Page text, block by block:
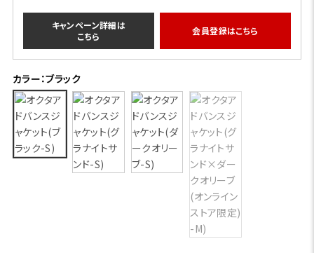
キャンペーン詳細は
こちら
会員登録はこちら
カラー：ブラック